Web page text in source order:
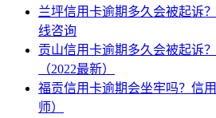
兰坪信用卡逾期多久会被起诉
线咨询
贡山信用卡逾期多久会被起诉
（2022最新）
福贡信用卡逾期会坐牢吗？信
师）